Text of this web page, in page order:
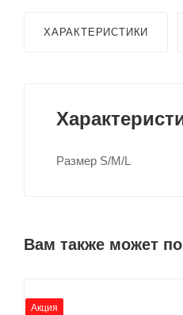
ХАРАКТЕРИСТИКИ
Размер S/M/L
Вам также может
Акция